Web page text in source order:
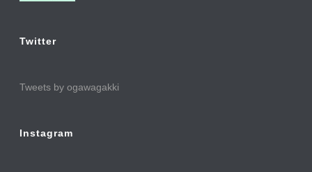
Twitter
Tweets by ogawagakki
Instagram